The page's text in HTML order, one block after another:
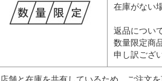
在庫がない
返品につい
数量限定商
申し訳ござ